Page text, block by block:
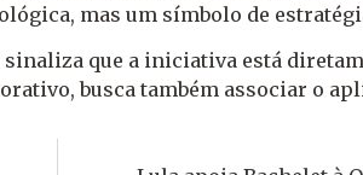
mas um símbolo de
que a iniciativa está
busca também associar o